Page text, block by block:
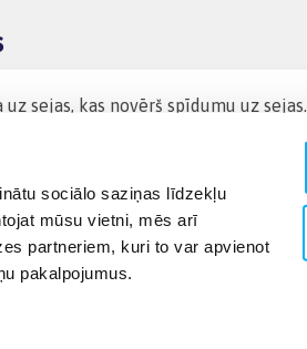
sociālo saziņas līdzekļu
mūsu vietni, mēs arī
partneriem, kuri to var apvienot
pakalpojumus.
sejas, kas novērš spīdumu uz sejas.